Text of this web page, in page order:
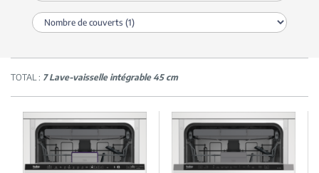
TOTAL : 7 Lave-vaisselle intégrable 45 cm